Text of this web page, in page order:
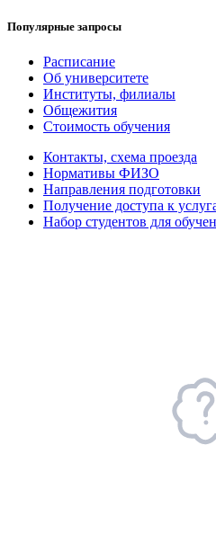
Популярные запросы
Расписание
Об университете
Институты, филиалы
Общежития
Стоимость обучения
Контакты, схема проезда
Нормативы ФИЗО
Направления подготовки
Получение доступа к
Набор студентов для